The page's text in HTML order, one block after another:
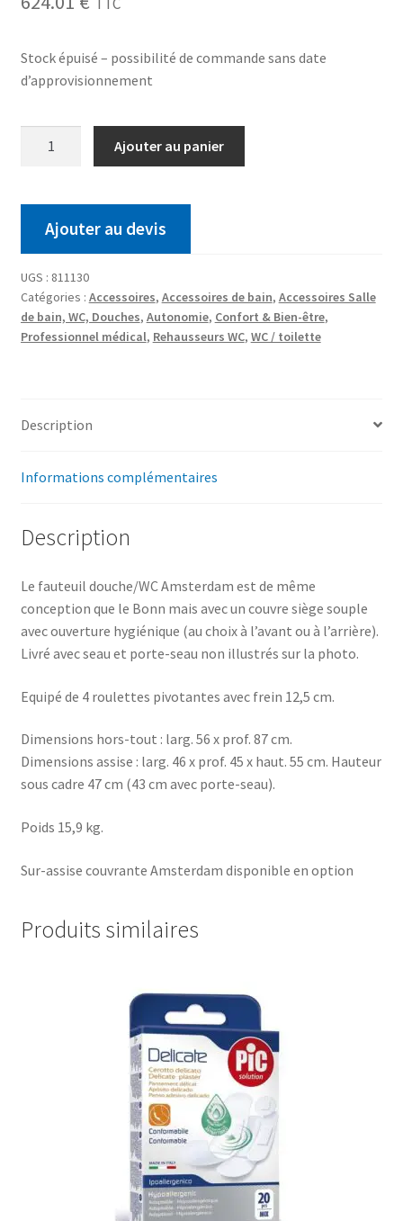
Stock épuisé – possibilité de commande sans date
d’approvisionnement
Ajouter au panier
Ajouter au devis
UGS : 811130
Catégories : Accessoires, Accessoires de bain, Accessoires Salle
de bain, WC, Douches, Autonomie, Confort & Bien-être,
Professionnel médical, Rehausseurs WC, WC / toilette
Description
Informations complémentaires
Description
Le fauteuil douche/WC Amsterdam est de même
conception que le Bonn mais avec un couvre siège souple
avec ouverture hygiénique (au choix à l’avant ou à l’arrière).
Livré avec seau et porte-seau non illustrés sur la photo.
Equipé de 4 roulettes pivotantes avec frein 12,5 cm.
Dimensions hors-tout : larg. 56 x prof. 87 cm.
Dimensions assise : larg. 46 x prof. 45 x haut. 55 cm. Hauteur
sous cadre 47 cm (43 cm avec porte-seau).
Poids 15,9 kg.
Sur-assise couvrante Amsterdam disponible en option
Produits similaires